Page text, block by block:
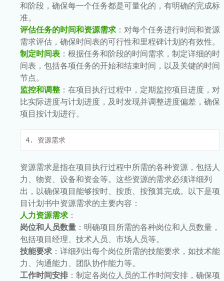
和阶段，确保每一个任务都是可量化的，有明确的完成标
准。
评估任务的时间和资源需求：对每个任务进行时间和资源
需求评估，确保时间表的可行性和里程碑计划的有效性。
制定时间表 ：根据任务和阶段的时间需求，制定详细的时
间表，包括各项任务的开始和结束时间，以及关键的时间
节点。
监控和调整 ：在项目执行过程中，定期监控项目进度，对
比实际进度与计划进度，及时发现并调整进度偏差，确保
项目按计划进行。
4. 资源需求
资源需求是指在项目执行过程中所需的各种资源，包括人
力、物资、设备和资金等。这些资源的需求必须详细列
出，以确保项目能够按时、按质、按预算完成。以下是项
目计划书中资源需求的主要内容：
人力资源需求：
岗位和人员数量 ：明确项目所需的各种岗位和人员数量，
包括项目经理、技术人员、市场人员等。
技能要求 ：详细列出每个岗位所需的技能要求，如技术能
力、沟通能力、团队协作能力等。
工作时间安排 ：制定各岗位人员的工作时间安排，确保项